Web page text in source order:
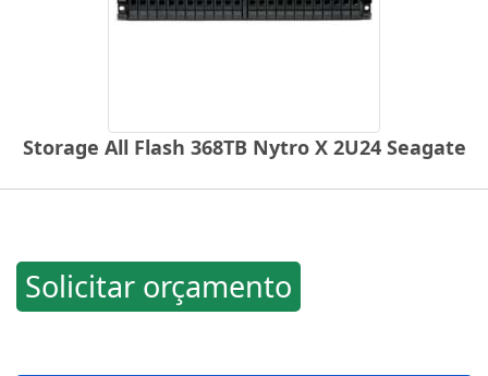
Storage All Flash 368TB Nytro X 2U24 Seagate
Solicitar orçamento